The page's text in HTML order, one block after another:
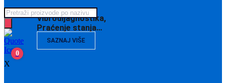
Vibrodijagnostika,
Praćenje stanja…
SAZNAJ VIŠE
Products
search
0
X